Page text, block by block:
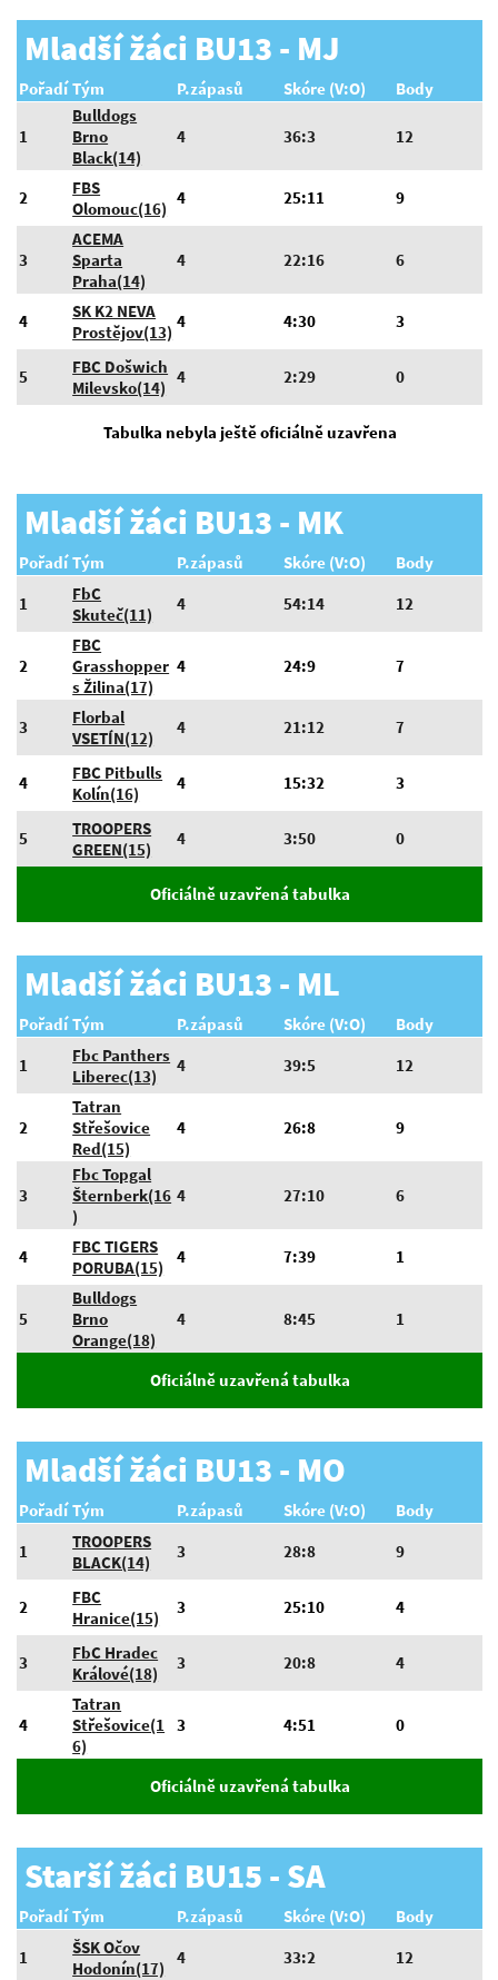
Mladší žáci BU13 - MJ
Pořadí Tým P.zápasů Skóre (V:O) Body
1
Bulldogs
Brno
Black(14)
4 36:3 12
2
FBS
Olomouc(16)
4 25:11 9
3
ACEMA
Sparta
Praha(14)
4 22:16 6
4
SK K2 NEVA
Prostějov(13)
4 4:30 3
5
FBC Došwich
Milevsko(14)
4 2:29 0
Tabulka nebyla ještě oficiálně uzavřena
Mladší žáci BU13 - MK
Pořadí Tým P.zápasů Skóre (V:O)
Body
1
FbC
Skuteč(11)
4 54:14 12
2
FBC
Grasshopper
s Žilina(17)
4 24:9 7
3
Florbal
VSETÍN(12)
4 21:12 7
4
FBC Pitbulls
Kolín(16)
4 15:32 3
5
TROOPERS
GREEN(15)
4 3:50 0
Oficiálně uzavřená tabulka
Mladší žáci BU13 - ML
Pořadí Tým P.zápasů Skóre (V:O)
Body
1
Fbc Panthers
Liberec(13)
4 39:5 12
2
Tatran
Střešovice
Red(15)
4 26:8 9
3
Fbc Topgal
Šternberk(16
)
4 27:10 6
4
FBC TIGERS
PORUBA(15)
4 7:39 1
5
Bulldogs
Brno
Orange(18)
4 8:45 1
Oficiálně uzavřená tabulka
Mladší žáci BU13 - MO
Pořadí Tým P.zápasů Skóre (V:O)
Body
1
TROOPERS
BLACK(14)
3 28:8 9
2
FBC
Hranice(15)
3 25:10 4
3
FbC Hradec
Králové(18)
3 20:8 4
4
Tatran
Střešovice(1
6)
3 4:51 0
Oficiálně uzavřená tabulka
Starší žáci BU15 - SA
Pořadí Tým P.zápasů Skóre (V:O)
Body
1
ŠSK Očov
Hodonín(17)
4 33:2 12